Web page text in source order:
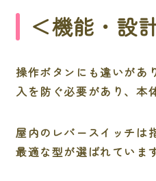
＜機能・設
操作ボタンにも違いがあり
入を防ぐ必要があり、本
屋内のレバースイッチは
最適な型が選ばれていま